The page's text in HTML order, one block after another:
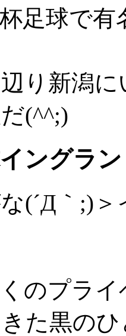
足球で
り新潟
(^^;)
ングラ
(´Д｀;)
のプラ
た黒のひ